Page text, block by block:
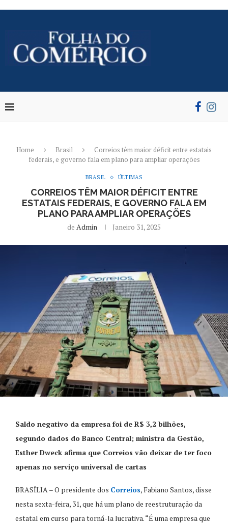
Home Brasil
Correios têm maior déficit entre estatais
federais, e governo fala em plano para ampliar operações
BRASIL ÚLTIMAS
CORREIOS TÊM MAIOR DÉFICIT ENTRE
ESTATAIS FEDERAIS, E GOVERNO FALA EM
PLANO PARA AMPLIAR OPERAÇÕES
de Admin Janeiro 31, 2025
Saldo negativo da empresa foi de R$ 3,2 bilhões,
segundo dados do Banco Central; ministra da Gestão,
Esther Dweck afirma que Correios vão deixar de ter foco
apenas no serviço universal de cartas
BRASÍLIA – O presidente dos Correios, Fabiano Santos, disse
nesta sexta-feira, 31, que há um plano de reestruturação da
estatal em curso para torná-la lucrativa. “É uma empresa que